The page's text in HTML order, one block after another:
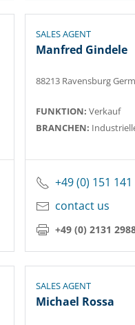
SALES AGENT
Manfred Gindele
88213 Ravensburg
FUNKTION: Verkauf
BRANCHEN:
+49 (0) 151
contact us
+49 (0) 2131
SALES AGENT
Michael Rossa